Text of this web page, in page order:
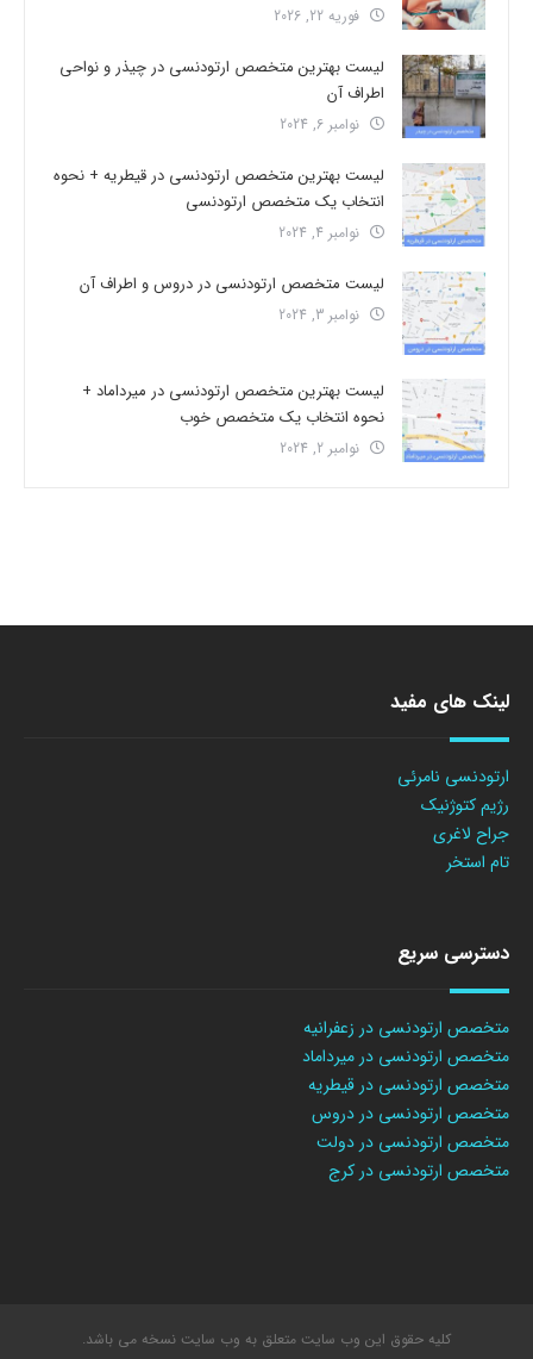
فوریه 22, 2026
لیست بهترین متخصص ارتودنسی در چیذر و نواحی
اطراف آن
نوامبر 6, 2024
لیست بهترین متخصص ارتودنسی در قیطریه + نحوه
انتخاب یک متخصص ارتودنسی
نوامبر 4, 2024
لیست متخصص ارتودنسی در دروس و اطراف آن
نوامبر 3, 2024
لیست بهترین متخصص ارتودنسی در میرداماد +
نحوه انتخاب یک متخصص خوب
نوامبر 2, 2024
لینک های مفید
ارتودنسی نامرئی
رژیم کتوژنیک
جراح لاغری
تام استخر
دسترسی سریع
متخصص ارتودنسی در زعفرانیه
متخصص ارتودنسی در میرداماد
متخصص ارتودنسی در قیطریه
متخصص ارتودنسی در دروس
متخصص ارتودنسی در دولت
متخصص ارتودنسی در کرج
کلیه حقوق این وب سایت متعلق به وب سایت نسخه می باشد.